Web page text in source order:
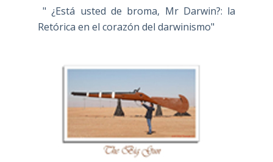
" ¿Está usted de broma, Mr Darwin?: la
Retórica en el corazón del darwinismo"